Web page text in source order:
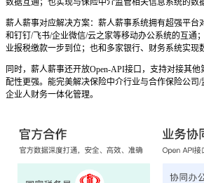
数据互通；也实现与保险中介监管相关信息系统的数
薪人薪事对应解决方案：薪人薪事系统拥有超强平台
和钉钉/飞书/企业微信/云之家等移动办公系统的互通
业报税缴款一步到位；也和多家银行、财务系统实现
同时，薪人薪事还开放Open-API接口，支持对接其
配性更强。能完美解决保险中介行业与合作保险公司
企业人财务一体化管理。